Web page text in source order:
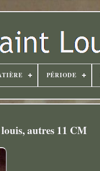
PÉRIODE
autres 11 CM